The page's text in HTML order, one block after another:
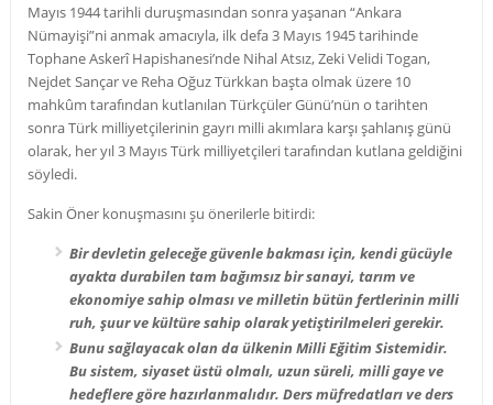
Mayıs 1944 tarihli duruşmasından sonra yaşanan “Ankara
Nümayişi”ni anmak amacıyla, ilk defa 3 Mayıs 1945 tarihinde
Tophane Askerî Hapishanesi’nde Nihal Atsız, Zeki Velidi Togan,
Nejdet Sançar ve Reha Oğuz Türkkan başta olmak üzere 10
mahkûm tarafından kutlanılan Türkçüler Günü’nün o tarihten
sonra Türk milliyetçilerinin gayrı milli akımlara karşı şahlanış günü
olarak, her yıl 3 Mayıs Türk milliyetçileri tarafından kutlana geldiğini
söyledi.
Sakin Öner konuşmasını şu önerilerle bitirdi:
Bir devletin geleceğe güvenle bakması için, kendi gücüyle
ayakta durabilen tam bağımsız bir sanayi, tarım ve
ekonomiye sahip olması ve milletin bütün fertlerinin milli
ruh, şuur ve kültüre sahip olarak yetiştirilmeleri gerekir.
Bunu sağlayacak olan da ülkenin Milli Eğitim Sistemidir.
Bu sistem, siyaset üstü olmalı, uzun süreli, milli gaye ve
hedeflere göre hazırlanmalıdır. Ders müfredatları ve ders